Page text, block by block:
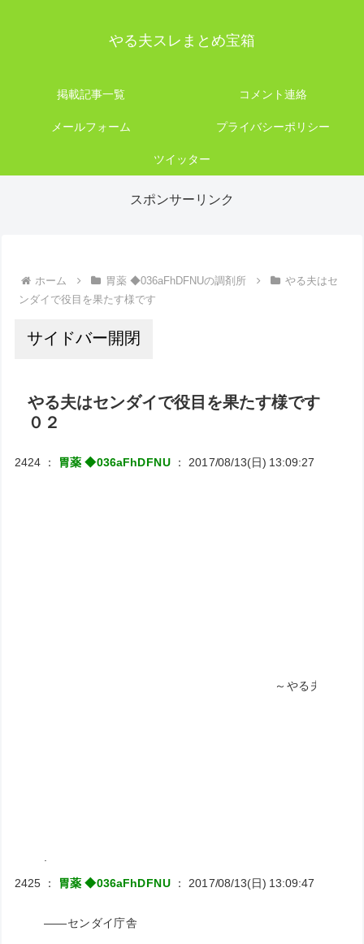
やる夫スレまとめ宝箱
掲載記事一覧 コメント連絡
メールフォーム プライバシーポリシー
ツイッター
スポンサーリンク
ホーム 胃薬 ◆036aFhDFNUの調剤所
やる夫はセ
ンダイで役目を果たす様です
サイドバー開閉
やる夫はセンダイで役目を果たす様です
０２
2424 ： 胃薬 ◆036aFhDFNU ： 2017/08/13(日) 13:09:27
～やる夫はセンダイで役目を
2425 ： 胃薬 ◆036aFhDFNU ： 2017/08/13(日) 13:09:47
――センダイ庁舎